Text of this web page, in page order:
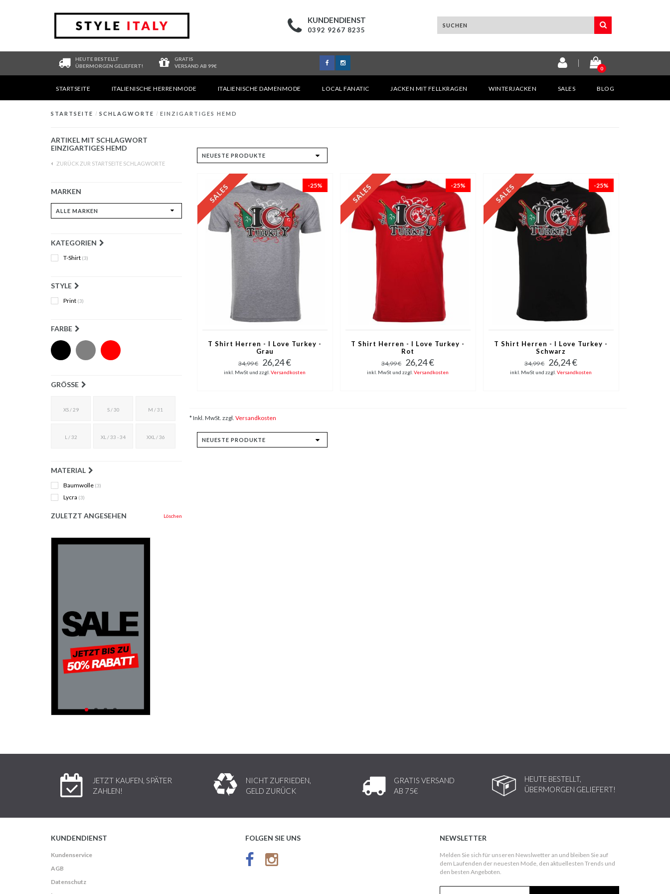
KUNDENDIENST
0392 9267 8235
HEUTE BESTELLT
ÜBERMORGEN GELIEFERT!
GRATIS
VERSAND AB 99€
0
STARTSEITE ITALIENISCHE HERRENMODE ITALIENISCHE DAMENMODE LOCAL FANATIC JACKEN MIT FELLKRAGEN WINTERJACKEN SALES BLOG
STARTSEITE / SCHLAGWORTE / EINZIGARTIGES HEMD
ARTIKEL MIT SCHLAGWORT
EINZIGARTIGES HEMD
ZURÜCK ZUR STARTSEITE SCHLAGWORTE
MARKEN
KATEGORIEN
T-Shirt (3)
STYLE
Print (3)
FARBE
GRÖSSE
XS / 29 S / 30 M / 31
L / 32 XL / 33 - 34 XXL / 36
MATERIAL
Baumwolle (3)
Lycra (3)
ZULETZT ANGESEHEN Löschen
-25%
T Shirt Herren - I Love Turkey -
Grau
34,99 € 26,24 €
inkl. MwSt und zzgl.Versandkosten
-25%
T Shirt Herren - I Love Turkey -
Rot
34,99 € 26,24 €
inkl. MwSt und zzgl.Versandkosten
-25%
T Shirt Herren - I Love Turkey -
Schwarz
34,99 € 26,24 €
inkl. MwSt und zzgl.Versandkosten
* Inkl. MwSt. zzgl. Versandkosten
JETZT KAUFEN, SPÄTER
ZAHLEN!
NICHT ZUFRIEDEN,
GELD ZURÜCK
GRATIS VERSAND
AB 75€
HEUTE BESTELLT,
ÜBERMORGEN GELIEFERT!
KUNDENDIENST
Kundenservice
AGB
Datenschutz
FOLGEN SIE UNS NEWSLETTER
Melden Sie sich für unseren Newslwetter an und bleiben Sie auf
dem Laufenden der neuesten Mode, den aktuellesten Trends und
den besten Angeboten.